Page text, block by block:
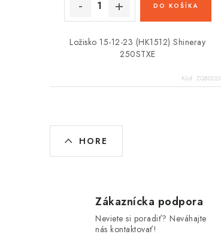
DO KOŠÍKA
Ložisko 15-12-23 (HK1512) Shineray
250STXE
Kód: ZQB0223
O
v
HORE
Zákaznícka podpora
Neviete si poradiť? Neváhajte
nás kontaktovať!